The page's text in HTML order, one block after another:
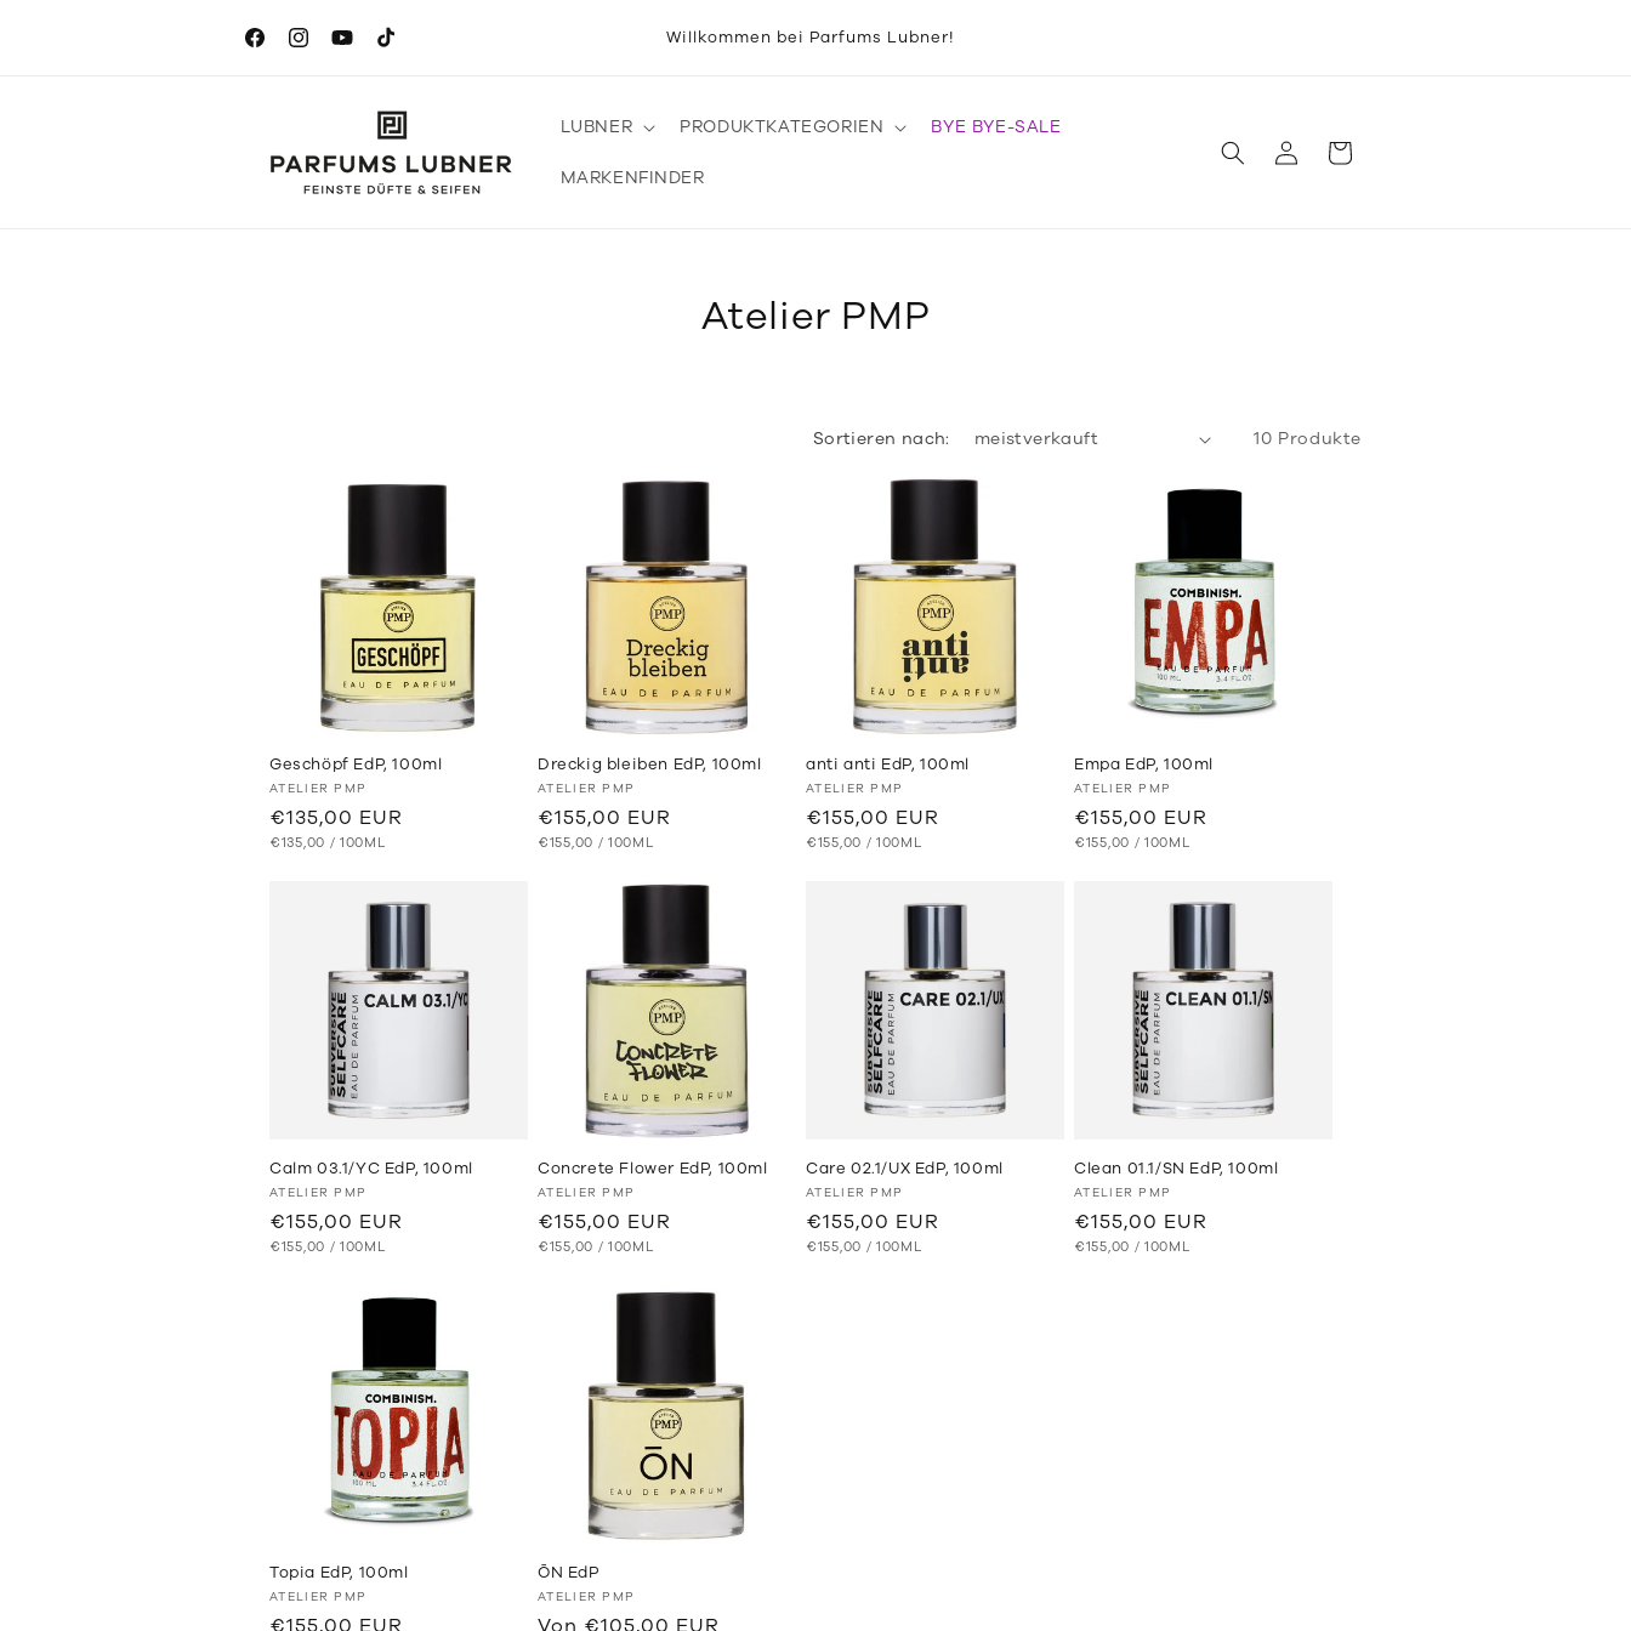
FacebookInstagram
YouTubeTikTok
Willkommen bei Parfums Lubner!
LUBNER PRODUKTKATEGORIEN BYE BYE-SALE
MARKENFINDER
EinloggenWarenkorb
K
g
r
i
e
:
Atelier PMP
Sortieren nach: 10 Produkte
Geschöpf EdP, 100ml
Anbieter:
ATELIER PMP
Normaler
Preis
€135,00 EUR
GRUNDPREIS
€135,00 / PRO
100ML
Dreckig bleiben EdP, 100ml
Anbieter:
ATELIER PMP
Normaler
Preis
€155,00 EUR
GRUNDPREIS
€155,00 / PRO
100ML
anti anti EdP, 100ml
Anbieter:
ATELIER PMP
Normaler
Preis
€155,00 EUR
GRUNDPREIS
€155,00 / PRO
100ML
Empa EdP, 100ml
Anbieter:
ATELIER PMP
Normaler
Preis
€155,00 EUR
GRUNDPREIS
€155,00 / PRO
100ML
Calm 03.1/YC EdP, 100ml
Anbieter:
ATELIER PMP
Normaler
Preis
€155,00 EUR
GRUNDPREIS
€155,00 / PRO
100ML
Concrete Flower EdP, 100ml
Anbieter:
ATELIER PMP
Normaler
Preis
€155,00 EUR
GRUNDPREIS
€155,00 / PRO
100ML
Care 02.1/UX EdP, 100ml
Anbieter:
ATELIER PMP
Normaler
Preis
€155,00 EUR
GRUNDPREIS
€155,00 / PRO
100ML
Clean 01.1/SN EdP, 100ml
Anbieter:
ATELIER PMP
Normaler
Preis
€155,00 EUR
GRUNDPREIS
€155,00 / PRO
100ML
Topia EdP, 100ml
Anbieter:
ATELIER PMP
ŌN EdP
Anbieter:
ATELIER PMP